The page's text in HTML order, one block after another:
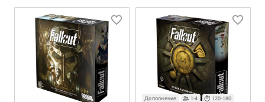
Дополнение 1-4
120-180